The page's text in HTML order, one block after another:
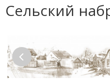
Сельский